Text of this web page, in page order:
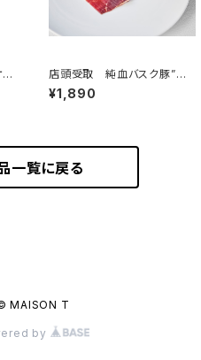
店頭受取 純血バスク豚”キ
ントア” 生ハム 50g 手切
りスライス ＜ピエール・オテイ
¥1,890
一覧に戻る
MAISON T
by